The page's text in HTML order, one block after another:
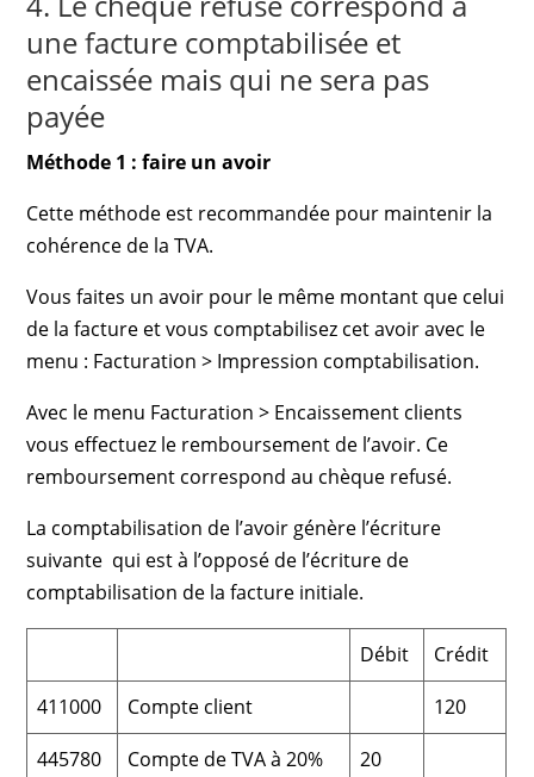
une facture comptabilisée et
encaissée mais qui ne sera pas
payée
Méthode 1 : faire un avoir
Cette méthode est recommandée pour maintenir la
cohérence de la TVA.
Vous faites un avoir pour le même montant que celui
de la facture et vous comptabilisez cet avoir avec le
menu : Facturation > Impression comptabilisation.
Avec le menu Facturation > Encaissement clients
vous effectuez le remboursement de l’avoir. Ce
remboursement correspond au chèque refusé.
La comptabilisation de l’avoir génère l’écriture
suivante qui est à l’opposé de l’écriture de
comptabilisation de la facture initiale.
Débit
Crédit
411000
Compte client
120
445780
Compte de TVA à 20%
20